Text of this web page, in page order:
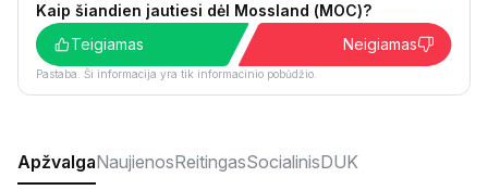
Kaip šiandien jautiesi dėl Mossland (MOC)?
Teigiamas
Neigiamas
Pastaba. Ši informacija yra tik informacinio pobūdžio.
ApžvalgaNaujienosReitingasSocialinisDUK